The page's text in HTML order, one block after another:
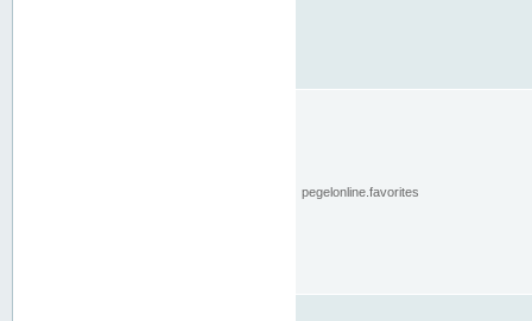
pegelonline.favorites